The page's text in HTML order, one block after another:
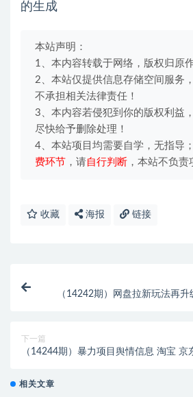
的生成
本站声明：
1、本内容转载于网络，版权归原
2、本站仅提供信息存储空间服务
不承担相关法律责任！
3、本内容若侵犯到你的版权利益
尽快给予删除处理！
4、本站项目均需要自学，无指导；
费环节 ，请自行判断 ，本站不负责
收藏 海报 链接
（14242期）网盘拉新玩法再
下一篇
（14244期）暴力项目舆情信息 淘宝 京
相关文章